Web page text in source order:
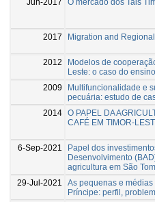
Jun-2017
O mercado dos Tais
2017 Migration and
2012
Modelos de
Leste: o caso do
2009
Multifuncionalidade e
pecuária: estudo de
2014 O PAPEL DA
CAFÉ EM TIMOR-
6-Sep-2021
Papel dos
Desenvolvimento
agricultura em São
29-Jul-2021
As pequenas e
Príncipe: perfil,